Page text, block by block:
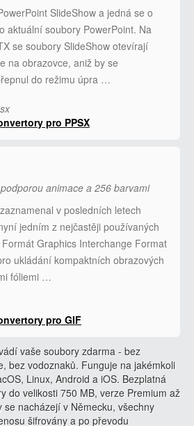
SlideShow a jedná se o
aktuální soubory PowerPoint. Na
se soubory SlideShow otevírají
na obrazovce, aniž by se
do režimu úpra …
pro PPSX
animace a 256 barvami
v posledních letech
jedním z nejčastěji používaných
Graphics Interchange Format
ukládání kompaktních obrazových
fóliemi …
pro GIF
vaše soubory zdarma - bez
bez vodoznaků. Funguje na jakémkoli
Linux, Android a iOS. Bezplatná
do velikosti 750 MB, verze Premium až
se nacházejí v Německu, všechny
šifrovány a po převodu